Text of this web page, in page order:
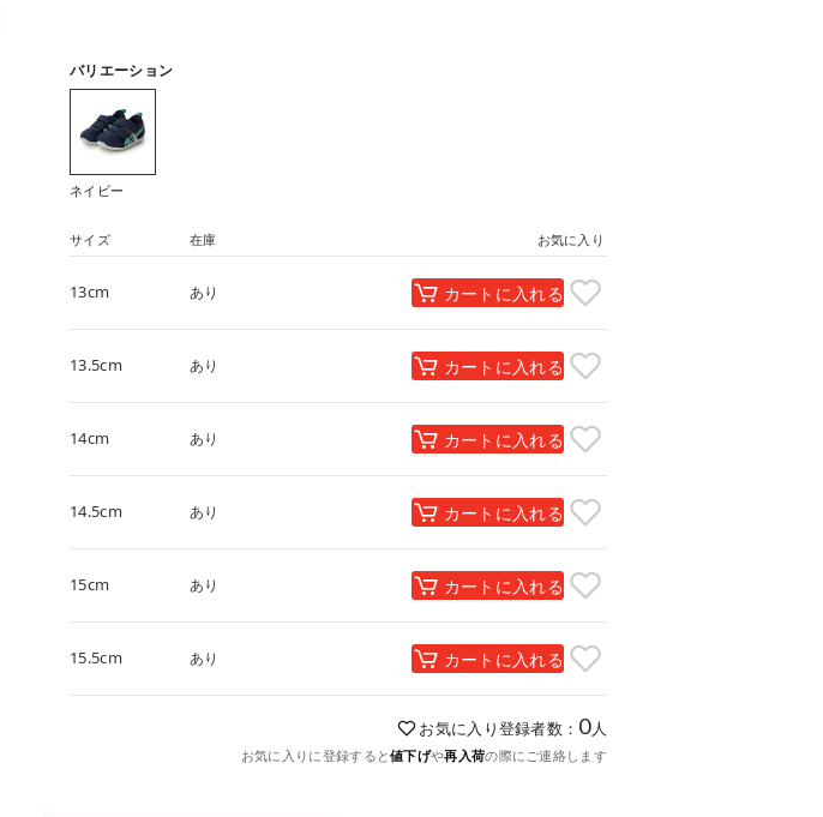
バリエーション
ネイビー
サイズ 在庫 お気に入り
13cm あり カートに入れる
13.5cm あり カートに入れる
14cm あり カートに入れる
14.5cm あり カートに入れる
15cm あり カートに入れる
15.5cm あり カートに入れる
お気に入り登録者数： 0人
お気に入りに登録すると値下げや再入荷の際にご連絡します